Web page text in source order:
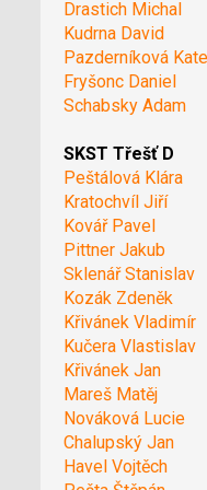
Drastich Michal
Kudrna David
Pazderníková
Fryšonc Daniel
Schabsky Adam
SKST Třešť D
Peštálová Klára
Kratochvíl Jiří
Kovář Pavel
Pittner Jakub
Sklenář Stanislav
Kozák Zdeněk
Křivánek Vladimír
Kučera Vlastislav
Křivánek Jan
Mareš Matěj
Nováková Lucie
Chalupský Jan
Havel Vojtěch